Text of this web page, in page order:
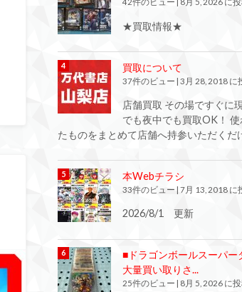
42件のビュー 8月 5, 2026 に
★買取情報★
買取について
37件のビュー | 3月 28, 2018 に
店舗買取 その場ですぐに
でも夜中でも買取OK！ 使
たものをまとめて店舗へ持参いただくだ
本Webチラシ
33件のビュー | 7月 13, 2018 に
2026/8/1 更新
■ドラゴンボールスーパー
大量買い取りさ...
25件のビュー 8月 5, 2026 に